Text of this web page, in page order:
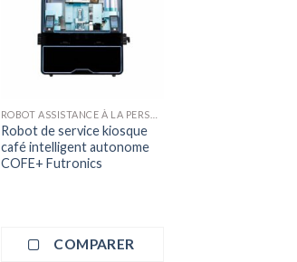
Robot de service kiosque
café intelligent autonome
COFE+ Futronics
COMPARER